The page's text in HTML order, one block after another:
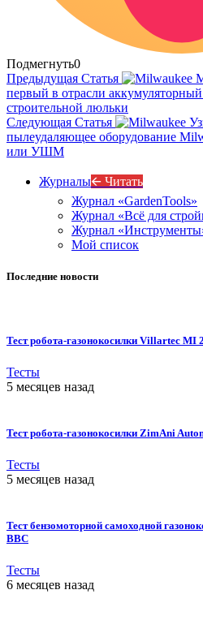
Подмегнуть0
Предыдущая Статья
первый в отрасли
строительной люльки
Следующая Статья
пылеудаляющее оборудование
или УШМ
Журналы🡨 Читать
Журнал «GardenTools»
Журнал «Всё для
Журнал
Мой список
Последние новости
Тест робота-газонокосилки Villartec MI
Тесты
5 месяцев назад
Тест робота-газонокосилки ZimAni
Тесты
5 месяцев назад
Тест бензомоторной самоходной
BBC
Тесты
6 месяцев назад